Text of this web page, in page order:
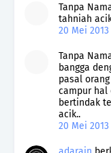
Tanpa
tahniah
20 Mei 2013
Tanpa
bangga
pasal
campur hal
bertindak
acik..
20 Mei 2013